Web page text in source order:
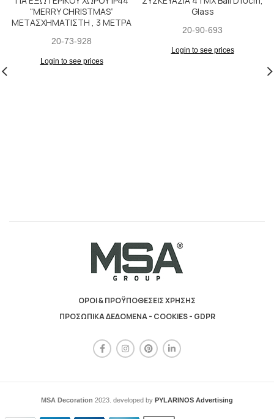
“MERRY CHRISTMAS”
ΜΕΤΑΣΧΗΜΑΤΙΣΤΗ , 3 ΜΕΤΡΑ
20-73-928
Login to see prices
Glass
20-90-693
Login to see prices
ΟΡΟΙ & ΠΡΟΫΠΟΘΕΣΕΙΣ ΧΡΗΣΗΣ
ΠΡΟΣΩΠΙΚΑ ΔΕΔΟΜΕΝΑ - COOKIES - GDPR
MSA Decoration 2023. developed by PYLARINOS Advertising